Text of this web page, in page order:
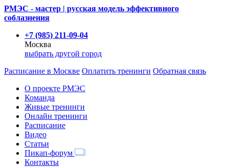
РМЭС - мастер | русская модель эффективного
соблазнения
+7 (985) 211-09-04
Москва
выбрать другой город
Расписание в Москве Оплатить тренинги Обратная связь
О проекте РМЭС
Команда
Живые тренинги
Онлайн тренинги
Расписание
Видео
Статьи
Пикап-форум
Контакты